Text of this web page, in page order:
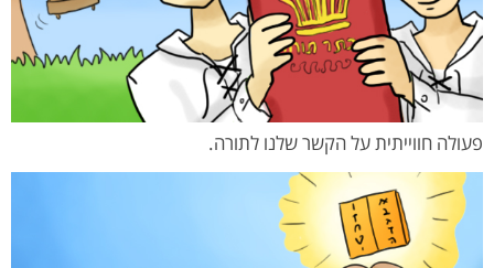
פעולה חווייתית על הקשר שלנו לתורה.